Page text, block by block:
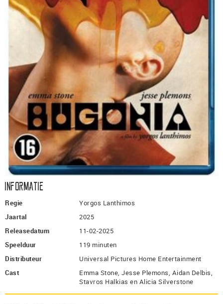
Informatie
Regie
Yorgos Lanthimos
Jaartal
2025
Releasedatum
11-02-2025
Speelduur
119 minuten
Distributeur
Universal Pictures Home Entertainment
Cast
Emma Stone, Jesse Plemons, Aidan Delbis,
Stavros Halkias en Alicia Silverstone